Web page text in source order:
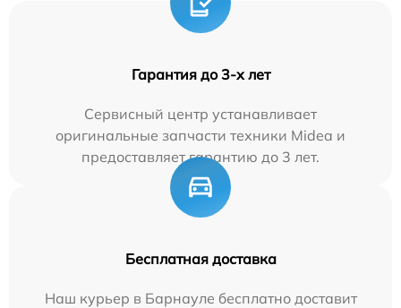
Гарантия до 3-х лет
Сервисный центр устанавливает
оригинальные запчасти техники Midea и
предоставляет гарантию до 3 лет.
Бесплатная доставка
Наш курьер в Барнауле бесплатно доставит